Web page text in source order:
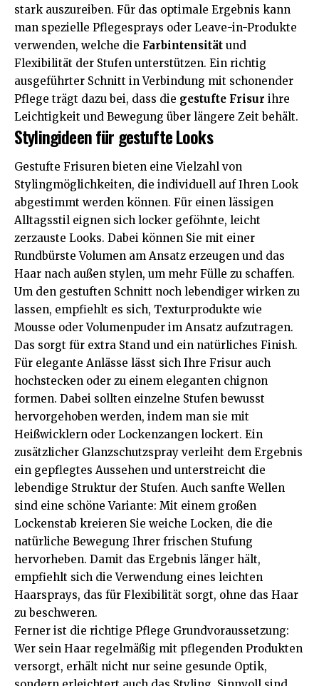
stark auszureiben. Für das optimale Ergebnis kann
man spezielle Pflegesprays oder Leave-in-Produkte
verwenden, welche die Farbintensität und
Flexibilität der Stufen unterstützen. Ein richtig
ausgeführter Schnitt in Verbindung mit schonender
Pflege trägt dazu bei, dass die gestufte Frisur ihre
Leichtigkeit und Bewegung über längere Zeit behält.
Stylingideen für gestufte Looks
Gestufte Frisuren bieten eine Vielzahl von
Stylingmöglichkeiten, die individuell auf Ihren Look
abgestimmt werden können. Für einen lässigen
Alltagsstil eignen sich locker geföhnte, leicht
zerzauste Looks. Dabei können Sie mit einer
Rundbürste Volumen am Ansatz erzeugen und das
Haar nach außen stylen, um mehr Fülle zu schaffen.
Um den gestuften Schnitt noch lebendiger wirken zu
lassen, empfiehlt es sich, Texturprodukte wie
Mousse oder Volumenpuder im Ansatz aufzutragen.
Das sorgt für extra Stand und ein natürliches Finish.
Für elegante Anlässe lässt sich Ihre Frisur auch
hochstecken oder zu einem eleganten chignon
formen. Dabei sollten einzelne Stufen bewusst
hervorgehoben werden, indem man sie mit
Heißwicklern oder Lockenzangen lockert. Ein
zusätzlicher Glanzschutzspray verleiht dem Ergebnis
ein gepflegtes Aussehen und unterstreicht die
lebendige Struktur der Stufen. Auch sanfte Wellen
sind eine schöne Variante: Mit einem großen
Lockenstab kreieren Sie weiche Locken, die die
natürliche Bewegung Ihrer frischen Stufung
hervorheben. Damit das Ergebnis länger hält,
empfiehlt sich die Verwendung eines leichten
Haarsprays, das für Flexibilität sorgt, ohne das Haar
zu beschweren.
Ferner ist die richtige Pflege Grundvoraussetzung:
Wer sein Haar regelmäßig mit pflegenden Produkten
versorgt, erhält nicht nur seine gesunde Optik,